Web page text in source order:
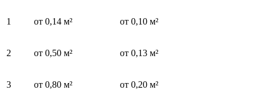
1 от 0,14 м² от 0,10 м²
2 от 0,50 м² от 0,13 м²
3 от 0,80 м² от 0,20 м²